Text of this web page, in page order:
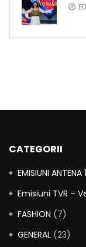
CATEGORII
EMISIUNI ANTENA 1
Emisiuni TVR –
FASHION (7)
GENERAL (23)